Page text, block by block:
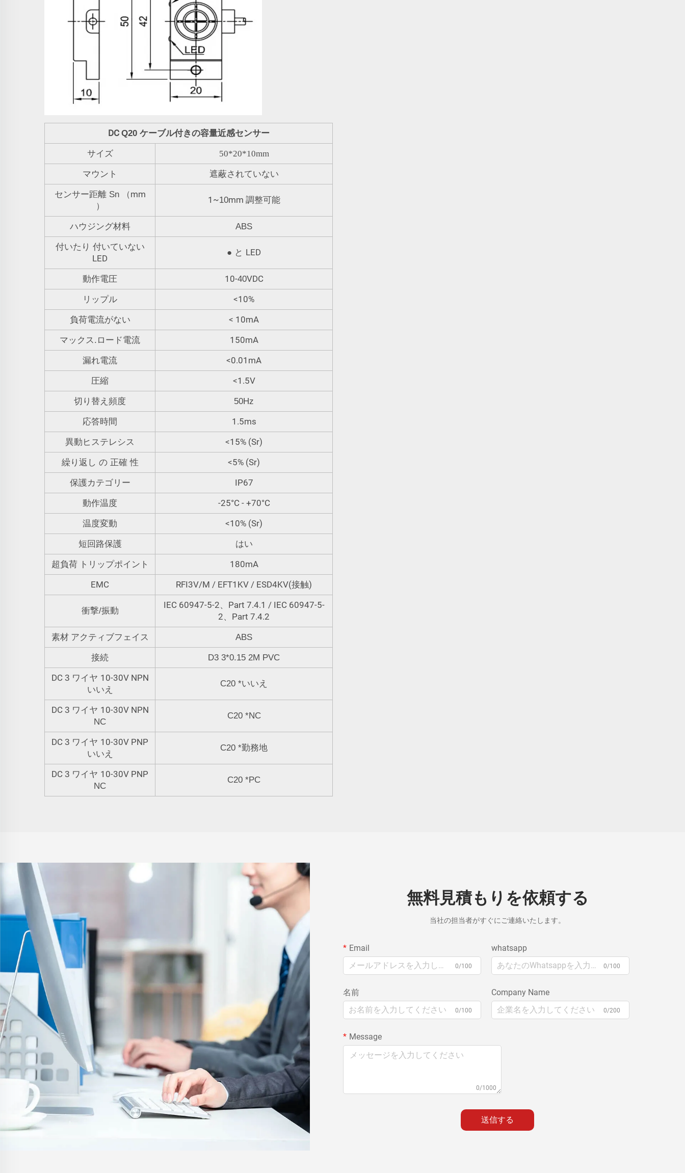
DC Q20 ケーブル付きの容量近感センサー
サイズ 50*20*10mm
マウント 遮蔽されていない
センサー距離 Sn （mm
）
1~10mm 調整可能
ハウジング材料 ABS
付いたり 付いていない
LED
● と LED
動作電圧 10-40VDC
リップル <10%
負荷電流がない < 10mA
マックス.ロード電流 150mA
漏れ電流 <0.01mA
圧縮 <1.5V
切り替え頻度 50Hz
応答時間 1.5ms
異動ヒステレシス <15% (Sr)
繰り返し の 正確 性 <5% (Sr)
保護カテゴリー IP67
動作温度 -25°C - +70°C
温度変動
<10% (Sr)
短回路保護
はい
超負荷 トリップポイント
180mA
EMC
RFI3V/M / EFT1KV / ESD4KV(接触)
衝撃/振動
IEC 60947-5-2、Part 7.4.1 / IEC 60947-5-
2、Part 7.4.2
素材 アクティブフェイス
ABS
接続 D3 3*0.15 2M PVC
DC 3 ワイヤ 10-30V NPN
いいえ
C20 *いいえ
DC 3 ワイヤ 10-30V NPN
NC
C20 *NC
DC 3 ワイヤ 10-30V PNP
いいえ
C20 *勤務地
DC 3 ワイヤ 10-30V PNP
NC
C20 *PC
無料見積もりを依頼する
当社の担当者がすぐにご連絡いたします。
Email
0/100
whatsapp
0/100
名前
0/100
Company Name
0/200
Message
0/1000
送信する